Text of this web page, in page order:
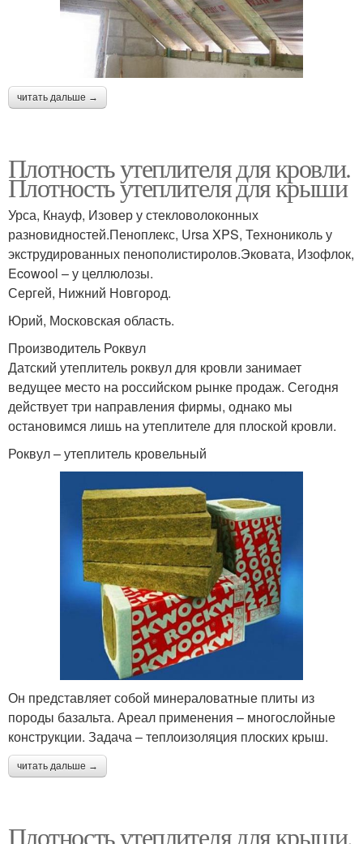
читать дальше →
Плотность утеплителя для кровли.
Плотность утеплителя для крыши
Урса, Кнауф, Изовер у стекловолоконных
разновидностей.Пеноплекс, Ursa XPS, Технониколь у
экструдированных пенополистиролов.Эковата, Изофлок,
Ecowool – у целлюлозы.
Сергей, Нижний Новгород.
Юрий, Московская область.
Производитель Роквул
Датский утеплитель роквул для кровли занимает
ведущее место на российском рынке продаж. Сегодня
действует три направления фирмы, однако мы
остановимся лишь на утеплителе для плоской кровли.
Роквул – утеплитель кровельный
Он представляет собой минераловатные плиты из
породы базальта. Ареал применения – многослойные
конструкции. Задача – теплоизоляция плоских крыш.
читать дальше →
Плотность утеплителя для крыши.